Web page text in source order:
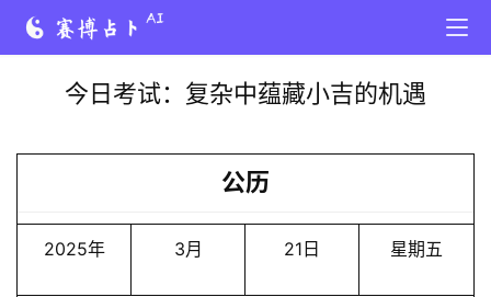
今日考试：复杂中蕴藏小吉的机遇
公历
2025年 3月 21日 星期五